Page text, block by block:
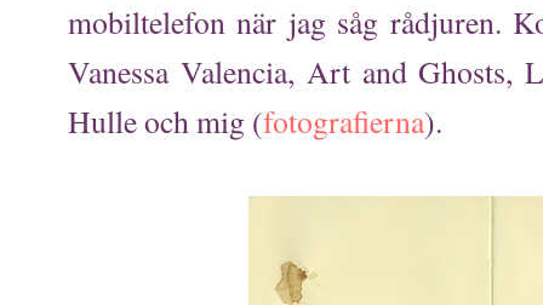
mobiltelefon när jag såg rådjuren.
Vanessa Valencia, Art and Ghosts,
Hulle och mig (fotografierna).